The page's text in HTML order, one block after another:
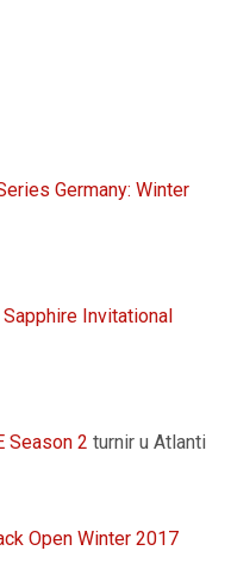
Germany: Winter
Invitational
Season 2 turnir u Atlanti
Open Winter 2017